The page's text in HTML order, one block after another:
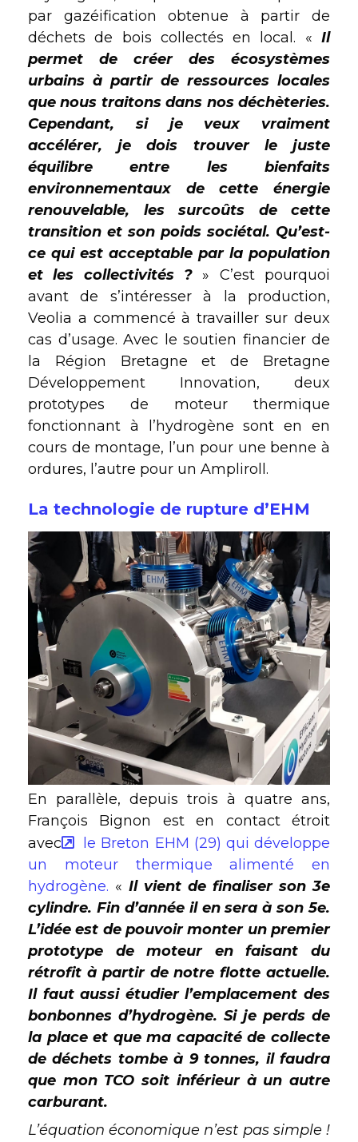
par gazéification obtenue à partir de
déchets de bois collectés en local. « Il
permet de créer des écosystèmes
urbains à partir de ressources locales
que nous traitons dans nos déchèteries.
Cependant, si je veux vraiment
accélérer, je dois trouver le juste
équilibre entre les bienfaits
environnementaux de cette énergie
renouvelable, les surcoûts de cette
transition et son poids sociétal. Qu’est-
ce qui est acceptable par la population
et les collectivités ? » C’est pourquoi
avant de s’intéresser à la production,
Veolia a commencé à travailler sur deux
cas d’usage. Avec le soutien financier de
la Région Bretagne et de Bretagne
Développement Innovation, deux
prototypes de moteur thermique
fonctionnant à l’hydrogène sont en en
cours de montage, l’un pour une benne à
ordures, l’autre pour un Ampliroll.
La technologie de rupture d’EHM
En parallèle, depuis trois à quatre ans,
François Bignon est en contact étroit
avec
le Breton EHM (29) qui développe
un moteur thermique alimenté en
hydrogène. « Il vient de finaliser son 3e
cylindre. Fin d’année il en sera à son 5e.
L’idée est de pouvoir monter un premier
prototype de moteur en faisant du
rétrofit à partir de notre flotte actuelle.
Il faut aussi étudier l’emplacement des
bonbonnes d’hydrogène. Si je perds de
la place et que ma capacité de collecte
de déchets tombe à 9 tonnes, il faudra
que mon TCO soit inférieur à un autre
carburant.
L’équation économique n’est pas simple !